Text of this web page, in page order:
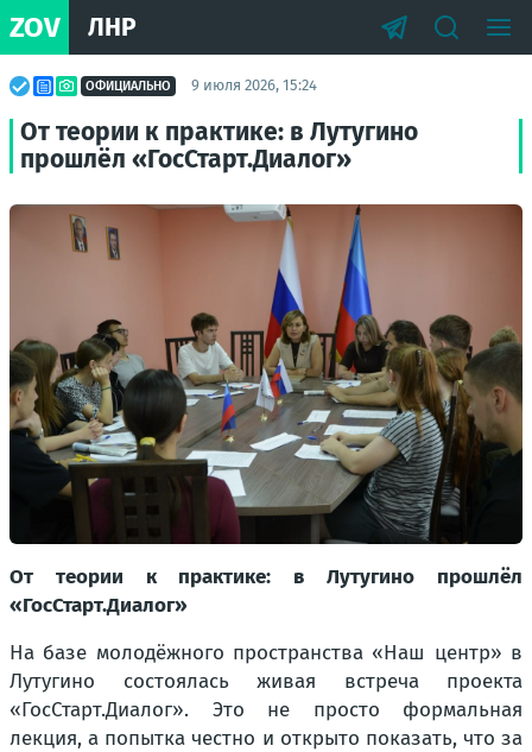
ZOV ЛНР
ОФИЦИАЛЬНО 9 июля 2026, 15:24
От теории к практике: в Лутугино
прошлёл «ГосСтарт.Диалог»
От теории к практике: в Лутугино прошлёл
«ГосСтарт.Диалог»
На базе молодёжного пространства «Наш центр» в
Лутугино состоялась живая встреча проекта
«ГосСтарт.Диалог». Это не просто формальная
лекция, а попытка честно и открыто показать, что за